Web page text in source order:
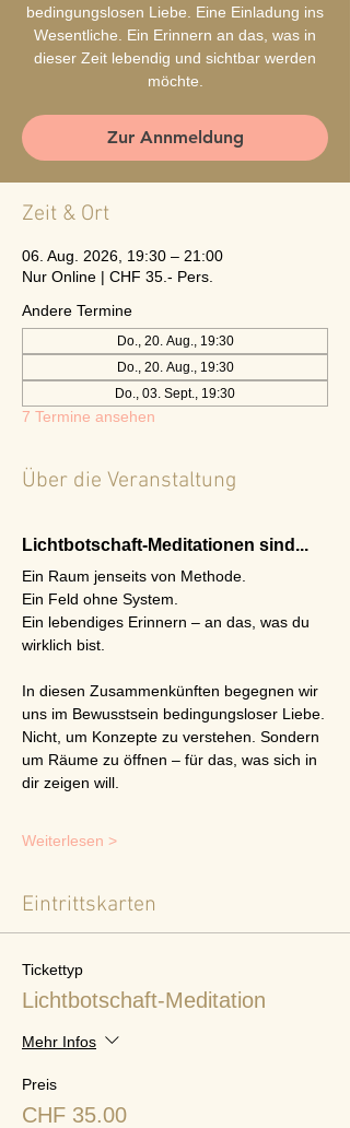
bedingungslosen Liebe. Eine Einladung ins
Wesentliche. Ein Erinnern an das, was in
dieser Zeit lebendig und sichtbar werden
möchte.
Zur Annmeldung
Zeit & Ort
06. Aug. 2026, 19:30 – 21:00
Nur Online | CHF 35.- Pers.
Andere Termine
Do., 20. Aug., 19:30
Do., 20. Aug., 19:30
Do., 03. Sept., 19:30
7 Termine ansehen
Über die Veranstaltung
Lichtbotschaft-Meditationen sind...
Ein Raum jenseits von Methode.
Ein Feld ohne System.
Ein lebendiges Erinnern – an das, was du
wirklich bist.
In diesen Zusammenkünften begegnen wir
uns im Bewusstsein bedingungsloser Liebe.
Nicht, um Konzepte zu verstehen. Sondern
um Räume zu öffnen – für das, was sich in
dir zeigen will.
Weiterlesen >
Eintrittskarten
Tickettyp
Lichtbotschaft-Meditation
Mehr Infos
Preis
CHF 35.00